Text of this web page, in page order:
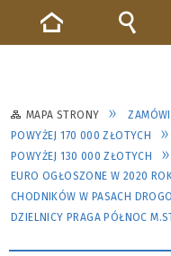
MAPA STRONY
POWYŻEJ 170 000 ZŁOTYCH
POWYŻEJ 130 000 ZŁOTYCH
EURO OGŁOSZONE W 2020
CHODNIKÓW W PASACH
DZIELNICY PRAGA PÓŁNOC
Strona